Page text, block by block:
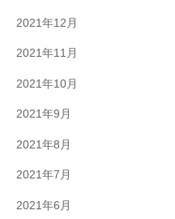
2021年12月
2021年11月
2021年10月
2021年9月
2021年8月
2021年7月
2021年6月